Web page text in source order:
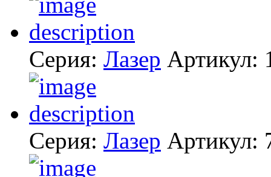
Серия: Лазер Артикул:
Серия: Лазер Артикул: